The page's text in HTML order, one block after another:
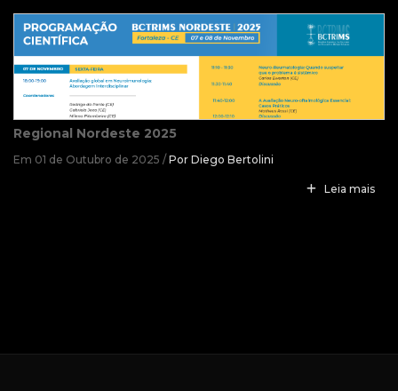
Regional Nordeste 2025
Em 01 de Outubro de 2025 / Por Diego Bertolini
Leia mais